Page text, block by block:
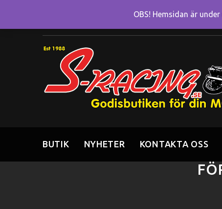
BUTIK NYHETER KONTAKTA OSS
OBS! Hemsidan är